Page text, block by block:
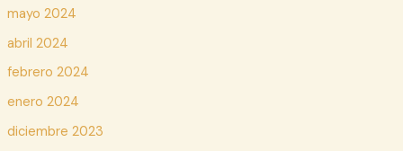
mayo 2024
abril 2024
febrero 2024
enero 2024
diciembre 2023